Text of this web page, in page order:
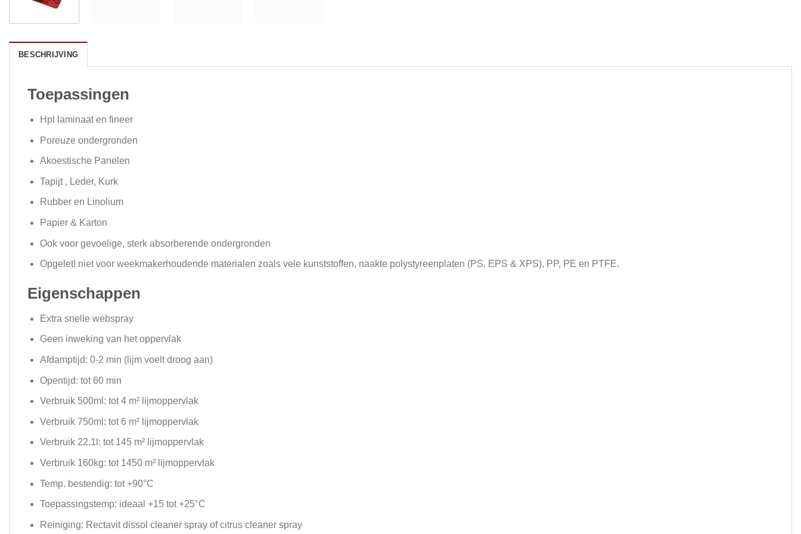
BESCHRIJVING
Toepassingen
Hpl laminaat en fineer
Poreuze ondergronden
Akoestische Panelen
Tapijt , Leder, Kurk
Rubber en Linolium
Papier & Karton
Ook voor gevoelige, sterk absorberende ondergronden
Opgelet! niet voor weekmakerhoudende materialen zoals vele kunststoffen, naakte polystyreenplaten (PS, EPS & XPS), PP, PE en PTFE.
Eigenschappen
Extra snelle webspray
Geen inweking van het oppervlak
Afdamptijd: 0-2 min (lijm voelt droog aan)
Opentijd: tot 60 min
Verbruik 500ml: tot 4 m² lijmoppervlak
Verbruik 750ml: tot 6 m² lijmoppervlak
Verbruik 22,1l: tot 145 m² lijmoppervlak
Verbruik 160kg: tot 1450 m² lijmoppervlak
Temp. bestendig: tot +90°C
Toepassingstemp: ideaal +15 tot +25°C
Reiniging: Rectavit dissol cleaner spray of citrus cleaner spray